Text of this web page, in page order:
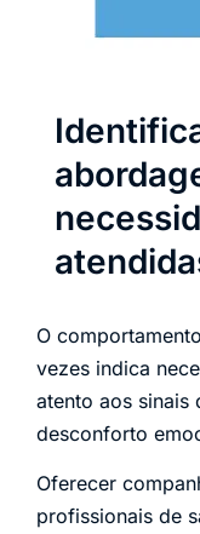
O
vezes indica
atento aos
desconforto
Oferecer
profissionais de